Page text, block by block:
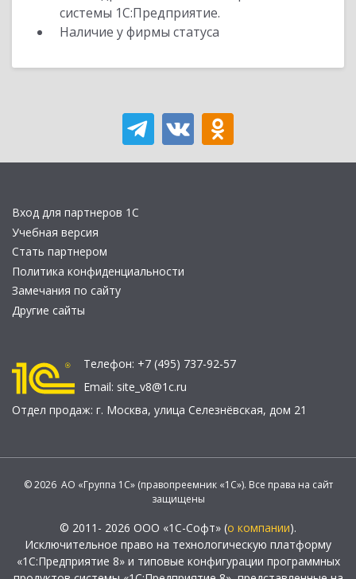
системы 1С:Предприятие.
Наличие у фирмы статуса
Вход для партнеров 1С
Учебная версия
Стать партнером
Политика конфиденциальности
Замечания по сайту
Другие сайты
Телефон: +7 (495) 737-92-57
Email: site_v8@1c.ru
Отдел продаж: г. Москва, улица Селезнёвская, дом 21
© 2026 АО «Группа 1С» (правопреемник «1С»). Все права на сайт
защищены
© 2011- 2026 ООО «1С-Софт» (о компании).
Исключительное право на технологическую платформу
«1С:Предприятие 8» и типовые конфигурации программных